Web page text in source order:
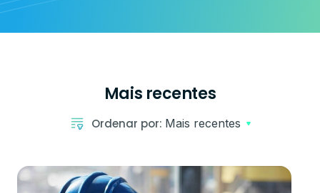
Mais recentes
Ordenar por: Mais recentes